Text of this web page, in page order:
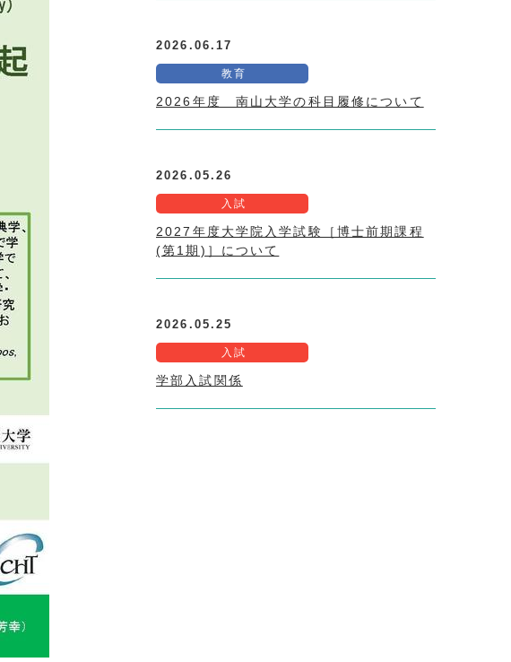
2026.06.17
教育
2026年度 南山大学の科目履修について
2026.05.26
入試
2027年度大学院入学試験［博士前期課程
(第1期)］について
2026.05.25
入試
学部入試関係